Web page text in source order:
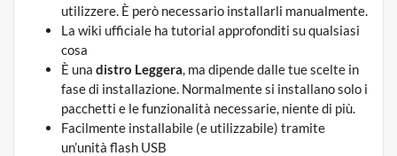
utilizzere. È però necessario installarli manualmente.
La wiki ufficiale ha tutorial approfonditi su qualsiasi
cosa
È una distro Leggera, ma dipende dalle tue scelte in
fase di installazione. Normalmente si installano solo i
pacchetti e le funzionalità necessarie, niente di più.
Facilmente installabile (e utilizzabile) tramite
un’unità flash USB